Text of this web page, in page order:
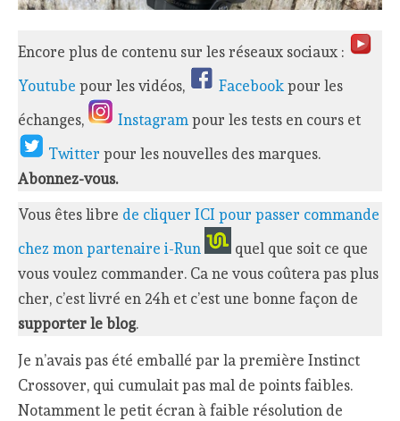
Encore plus de contenu sur les réseaux sociaux :
Youtube pour les vidéos, Facebookpour les
échanges,
Instagrampour les tests en cours et
Twitterpour les nouvelles des marques.
Abonnez-vous.
Vous êtes libre de cliquer ICI pour passer commande
chez mon partenaire i-Run
quel que soit ce que
vous voulez commander. Ca ne vous coûtera pas plus
cher, c’est livré en 24h et c’est une bonne façon de
supporter le blog.
Je n’avais pas été emballé par la première Instinct
Crossover, qui cumulait pas mal de points faibles.
Notamment le petit écran à faible résolution de